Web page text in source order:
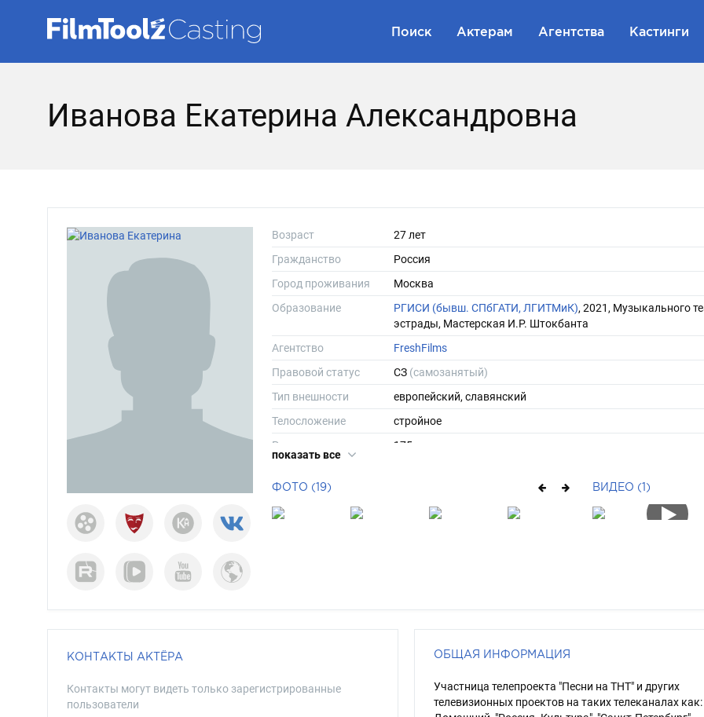
Поиск Актерам Агентства Кастинги
Иванова Екатерина Александровна
Возраст
27 лет
Гражданство
Россия
Город проживания
Москва
Образование
РГИСИ (бывш. СПбГАТИ, ЛГИТМиК), 2021, Музыкального
эстрады, Мастерская И.Р. Штокбанта
Агентство
FreshFilms
Правовой статус
СЗ (самозанятый)
Тип внешности
европейский, славянский
Телосложение
стройное
Рост
175
Размер одежды
Размер обуви
показать все
ФОТО (19) ВИДЕО (1)
КОНТАКТЫ АКТЁРА
Контакты могут видеть только зарегистрированные
пользователи
ОБЩАЯ ИНФОРМАЦИЯ
Участница телепроекта "Песни на ТНТ" и других
телевизионных проектов на таких телеканалах